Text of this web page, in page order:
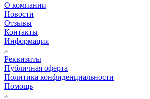
О компании
Новости
Отзывы
Контакты
Информация
Реквизиты
Публичная оферта
Политика конфиденциальности
Помощь